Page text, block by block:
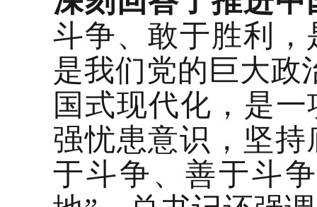
斗争、敢于胜利
是我们党的巨大政
国式现代化，是
强忧患意识，坚
于斗争、善于斗